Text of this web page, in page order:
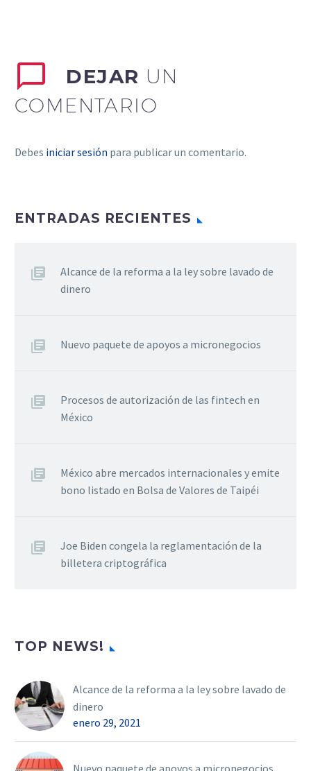
DEJAR UN
COMENTARIO
Debes iniciar sesión para publicar un comentario.
ENTRADAS RECIENTES
Alcance de la reforma a la ley sobre lavado de
dinero
Nuevo paquete de apoyos a micronegocios
Procesos de autorización de las fintech en
México
México abre mercados internacionales y emite
bono listado en Bolsa de Valores de Taipéi
Joe Biden congela la reglamentación de la
billetera criptográfica
TOP NEWS!
Alcance de la reforma a la ley sobre lavado de
dinero
enero 29, 2021
Nuevo paquete de apoyos a micronegocios